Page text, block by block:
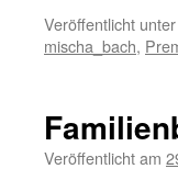
Veröffentlicht unter
mischa_bach,
Veröffentlicht am